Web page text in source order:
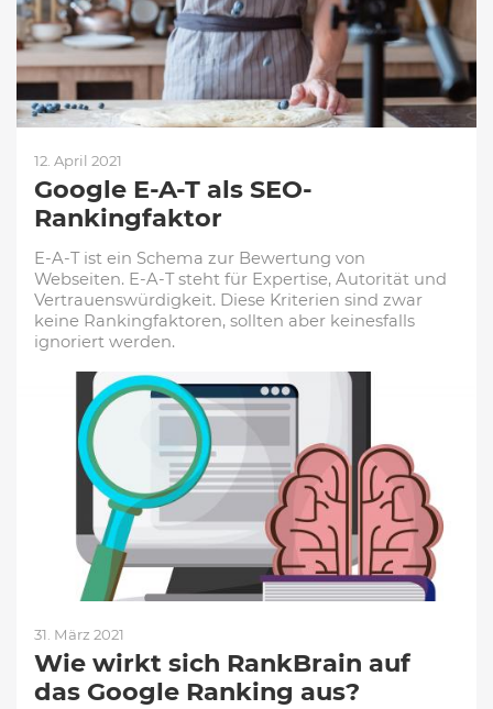
12. April 2021
Google E-A-T als SEO-
Rankingfaktor
E-A-T ist ein Schema zur Bewertung von
Webseiten. E-A-T steht für Expertise, Autorität und
Vertrauenswürdigkeit. Diese Kriterien sind zwar
keine Rankingfaktoren, sollten aber keinesfalls
ignoriert werden.
31. März 2021
Wie wirkt sich RankBrain auf
das Google Ranking aus?